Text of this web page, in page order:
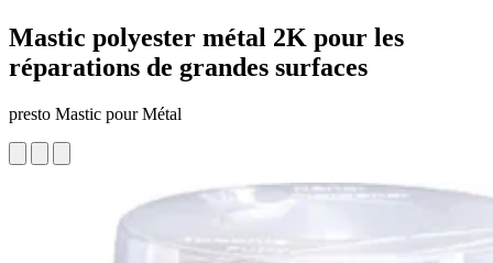
Mastic polyester métal 2K pour les
réparations de grandes surfaces
presto Mastic pour Métal